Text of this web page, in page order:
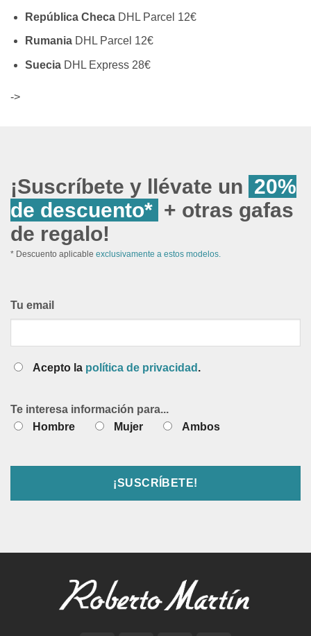
República ChecaDHL Parcel 12€
RumaniaDHL Parcel 12€
SueciaDHL Express 28€
->
¡Suscríbete y llévate un 20%
de descuento* + otras gafas
de regalo!
* Descuento aplicable exclusivamente a estos modelos.
Tu email
Acepto la política de privacidad .
Te interesa información para...
Hombre
Mujer Ambos